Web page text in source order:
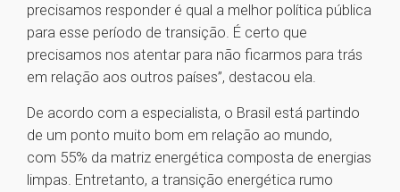
precisamos responder é qual a melhor política pública
para esse período de transição. É certo que
precisamos nos atentar para não ficarmos para trás
em relação aos outros países”, destacou ela.
De acordo com a especialista, o Brasil está partindo
de um ponto muito bom em relação ao mundo,
com 55% da matriz energética composta de energias
limpas. Entretanto, a transição energética rumo